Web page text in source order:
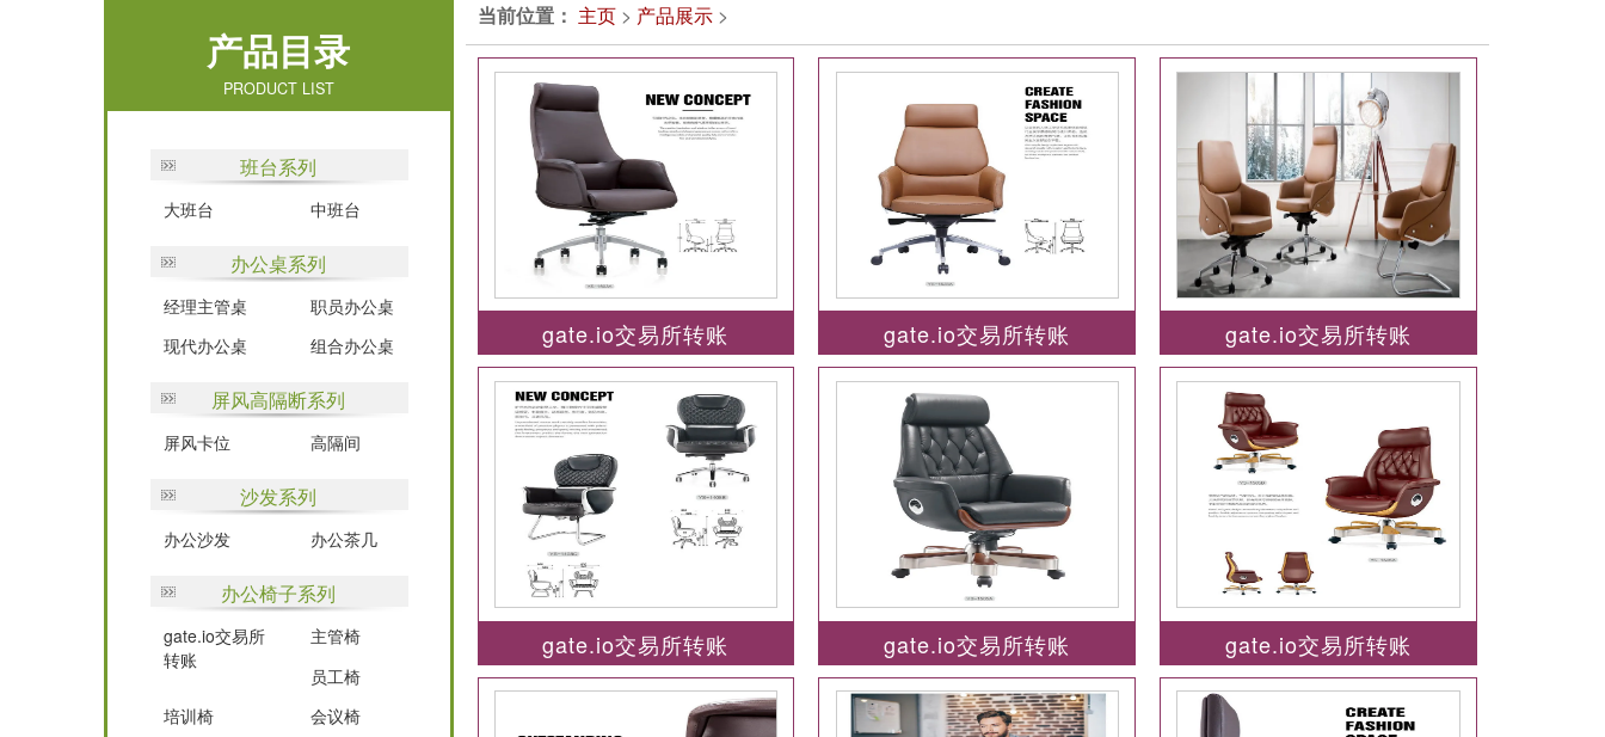
产品目录
PRODUCT LIST
班台系列
大班台 中班台
办公桌系列
经理主管桌
职员办公桌
现代办公桌
组合办公桌
屏风高隔断系列
屏风卡位 高隔间
沙发系列
办公沙发 办公茶几
办公椅子系列
gate.io交易所
转账
主管椅
员工椅
培训椅
会议椅
当前位置： 主页> 产品展示>
gate.io交易所转账 gate.io交易所转账 gate.io交易所转账
gate.io交易所转账 gate.io交易所转账 gate.io交易所转账